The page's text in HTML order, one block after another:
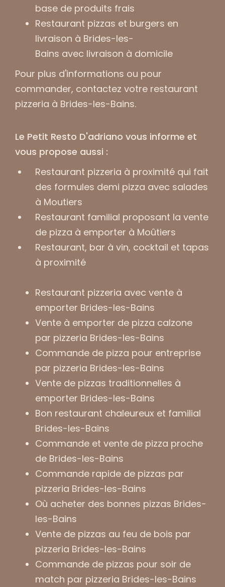
base de produits frais
Restaurant pizzas et burgers en
livraison à Brides-les-
Bains avec livraison à domicile
Pour plus d'informations ou pour
commander, contactez votre restaurant
pizzeria à Brides-les-Bains.
Le Petit Resto D'adriano vous informe et
vous propose aussi :
Restaurant pizzeria à proximité qui fait
des formules demi pizza avec salades
à Moutiers
Restaurant familial proposant la vente
de pizza à emporter à Moûtiers
Restaurant, bar à vin, cocktail et tapas
à proximité
Restaurant pizzeria avec vente à
emporter Brides-les-Bains
Vente à emporter de pizza calzone
par pizzeria Brides-les-Bains
Commande de pizza pour entreprise
par pizzeria Brides-les-Bains
Vente de pizzas traditionnelles à
emporter Brides-les-Bains
Bon restaurant chaleureux et familial
Brides-les-Bains
Commande et vente de pizza proche
de Brides-les-Bains
Commande rapide de pizzas par
pizzeria Brides-les-Bains
Où acheter des bonnes pizzas Brides-
les-Bains
Vente de pizzas au feu de bois par
pizzeria Brides-les-Bains
Commande de pizzas pour soir de
match par pizzeria Brides-les-Bains